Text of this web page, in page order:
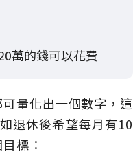
萬的錢可以花費
量化出一個數字，這
退休後希望每月有10
標：